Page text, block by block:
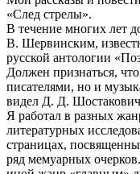
«След стрелы».
В течение многих лет
В. Шервинским,
русской антологии
Должен признаться,
писателями, но и
видел Д. Д.
Я работал в разных
литературных
страницах,
ряд мемуарных